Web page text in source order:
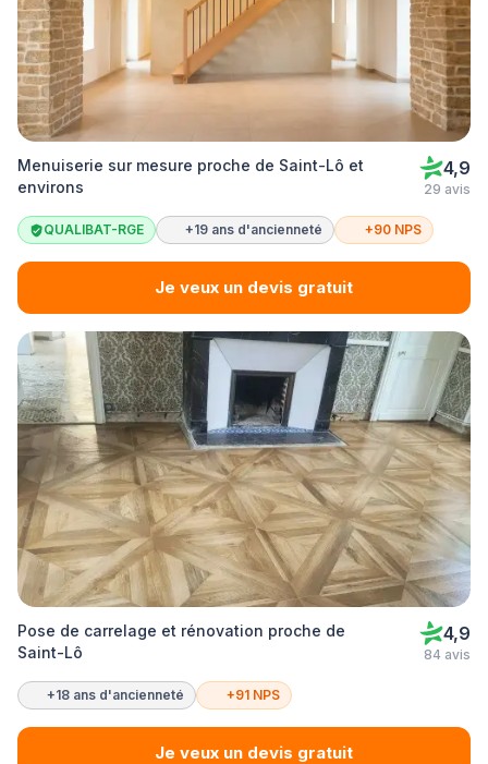
Menuiserie sur mesure proche de Saint-Lô et
environs
4,9
29 avis
QUALIBAT-RGE +19 ans d'ancienneté +90 NPS
Je veux un devis gratuit
Pose de carrelage et rénovation proche de
Saint-Lô
4,9
84 avis
+18 ans d'ancienneté +91 NPS
Je veux un devis gratuit